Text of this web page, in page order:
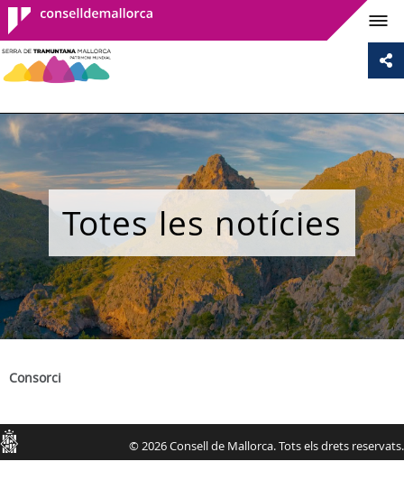
Consell de
Mallorca
Totes les notícies
Consorci
Consell
© 2026 Consell de Mallorca. Tots els drets reservats.